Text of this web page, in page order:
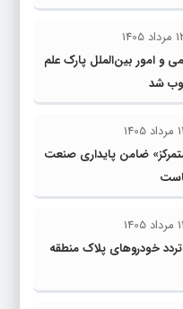
1405
و امور بین‌الملل پارک علم
شد
1405
ضامن پایداری صنعت
1405
خودروهای پلاک منطقه